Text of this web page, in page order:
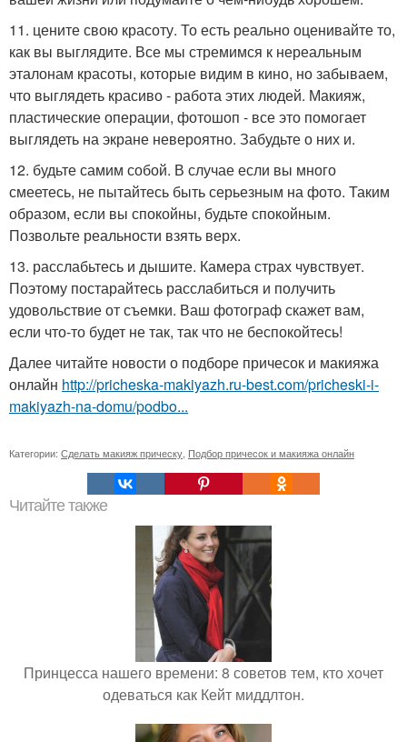
11. цените свою красоту. То есть реально оценивайте то,
как вы выглядите. Все мы стремимся к нереальным
эталонам красоты, которые видим в кино, но забываем,
что выглядеть красиво - работа этих людей. Макияж,
пластические операции, фотошоп - все это помогает
выглядеть на экране невероятно. Забудьте о них и.
12. будьте самим собой. В случае если вы много
смеетесь, не пытайтесь быть серьезным на фото. Таким
образом, если вы спокойны, будьте спокойным.
Позвольте реальности взять верх.
13. расслабьтесь и дышите. Камера страх чувствует.
Поэтому постарайтесь расслабиться и получить
удовольствие от съемки. Ваш фотограф скажет вам,
если что-то будет не так, так что не беспокойтесь!
Далее читайте новости о подборе причесок и макияжа
онлайн http://pricheska-makiyazh.ru-best.com/pricheski-i-
makiyazh-na-domu/podbo...
Категории: Сделать макияж прическу Подбор причесок и макияжа онлайн
Читайте также
Принцесса нашего времени: 8 советов тем, кто хочет
одеваться как Кейт миддлтон.